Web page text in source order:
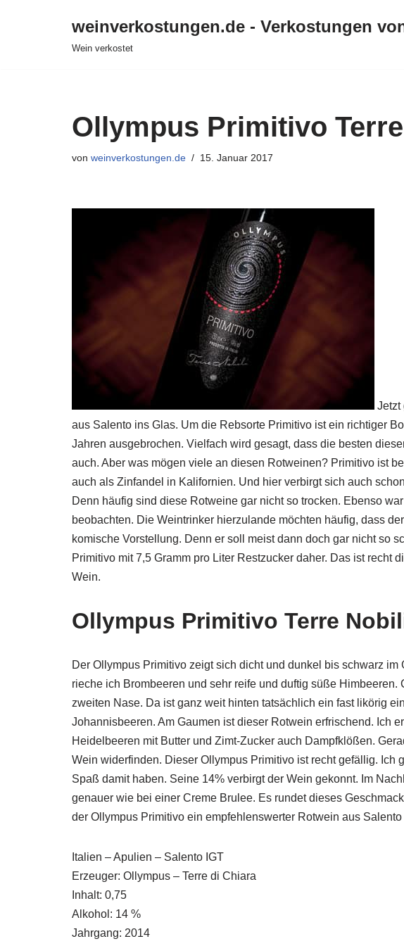
weinverkostungen.de - Verkostungen
Wein verkostet
Ollympus Primitivo
von weinverkostungen.de 15. Januar 2017
Jetzt
aus Salento ins Glas. Um die Rebsorte Primitivo ist ein richtiger
Jahren ausgebrochen. Vielfach wird gesagt, dass die besten
auch. Aber was mögen viele an diesen Rotweinen? Primitivo ist
auch als Zinfandel in Kalifornien. Und hier verbirgt sich auch
Denn häufig sind diese Rotweine gar nicht so trocken. Ebenso
beobachten. Die Weintrinker hierzulande möchten häufig, dass
komische Vorstellung. Denn er soll meist dann doch gar nicht so
Primitivo mit 7,5 Gramm pro Liter Restzucker daher. Das ist recht
Wein.
Ollympus Primitivo Terre
Der Ollympus Primitivo zeigt sich dicht und dunkel bis schwarz
rieche ich Brombeeren und sehr reife und duftig süße
zweiten Nase. Da ist ganz weit hinten tatsächlich ein fast likörig
Johannisbeeren. Am Gaumen ist dieser Rotwein erfrischend. Ich
Heidelbeeren mit Butter und Zimt-Zucker auch Dampfklößen.
Wein widerfinden. Dieser Ollympus Primitivo ist recht gefällig. Ich
Spaß damit haben. Seine 14% verbirgt der Wein gekonnt. Im
genauer wie bei einer Creme Brulee. Es rundet dieses
der Ollympus Primitivo ein empfehlenswerter Rotwein aus
Italien – Apulien – Salento IGT
Erzeuger: Ollympus – Terre di Chiara
Inhalt: 0,75
Alkohol: 14 %
Jahrgang: 2014